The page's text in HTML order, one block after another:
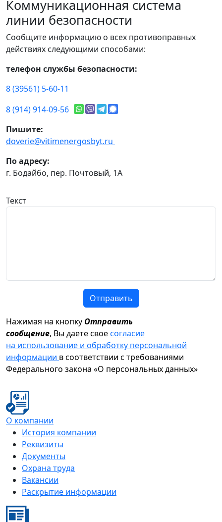
Коммуникационная система
линии безопасности
Сообщите информацию о всех противоправных
действиях следующими способами:
телефон службы безопасности:
8 (39561) 5-60-11
8 (914) 914-09-56
Пишите:
doverie@vitimenergosbyt.ru
По адресу:
г. Бодайбо, пер. Почтовый, 1А
Текст
Отправить
Нажимая на кнопку Отправить
сообщение, Вы даете своесогласие
на использование и обработку персональной
информации в соответствии с требованиями
Федерального закона «О персональных данных»
О компании
История компании
Реквизиты
Документы
Охрана труда
Вакансии
Раскрытие информации